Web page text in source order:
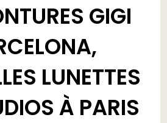
GIGI
LUNETTES
À PARIS